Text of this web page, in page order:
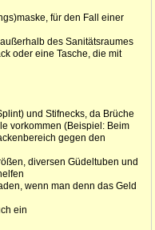
für den Fall einer
des Sanitätsraumes
oder eine Tasche, die mit
und Stifnecks, da Brüche
vorkommen (Beispiel: Beim
gegen den
diversen Güdeltuben und
wenn man denn das Geld
ein